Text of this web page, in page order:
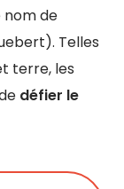
nom de
Telles
terre, les
défier le